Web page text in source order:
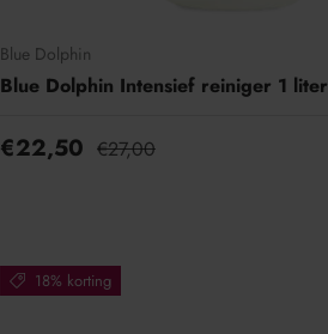
Blue Dolphin
Blue Dolphin Intensief reiniger 1 liter
€22,50 €27,00
18% korting